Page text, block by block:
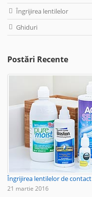
Îngrijirea lentilelor
Ghiduri
Postări Recente
Îngrijirea lentilelor de contact
21 martie 2016